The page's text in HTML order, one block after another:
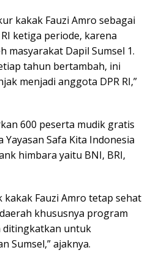
kakak Fauzi Amro sebagai
ketiga periode, karena
masyarakat Dapil Sumsel 1.
tahun bertambah, ini
menjadi anggota DPR RI,”
600 peserta mudik gratis
Safa Kita Indonesia
himbara yaitu BNI, BRI,
Fauzi Amro tetap sehat
khususnya program
ditingkatkan untuk
Sumsel,” ajaknya.